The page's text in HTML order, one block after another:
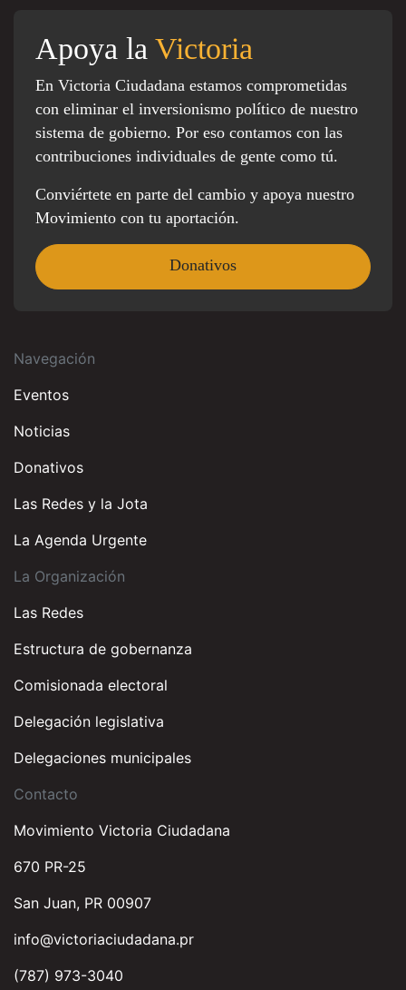
Apoya la Victoria
En Victoria Ciudadana estamos comprometidas
con eliminar el inversionismo político de nuestro
sistema de gobierno. Por eso contamos con las
contribuciones individuales de gente como tú.
Conviértete en parte del cambio y apoya nuestro
Movimiento con tu aportación.
Donativos
Navegación
Eventos
Noticias
Donativos
Las Redes y la Jota
La Agenda Urgente
La Organización
Las Redes
Estructura de gobernanza
Comisionada electoral
Delegación legislativa
Delegaciones municipales
Contacto
Movimiento Victoria Ciudadana
670 PR-25
San Juan, PR 00907
info@victoriaciudadana.pr
(787) 973-3040